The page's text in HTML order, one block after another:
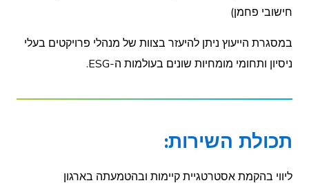
חישובי פחמן)
במסגרת הייעוץ ניתן להיעזר בצוות של מנהלי פרויקטים בעלי
ניסיון ותחומי מומחיות שונים בעולמות ה-ESG.
תכולת השירות:
ליווי בהקמת אסטרטגיית קיימות ובהטמעתה בארגון